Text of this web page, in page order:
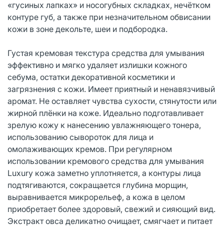
«гусиных лапках» и носогубных складках, нечётком
контуре губ, а также при незначительном обвисании
кожи в зоне декольте, шеи и подбородка.
Густая кремовая текстура средства для умывания
эффективно и мягко удаляет излишки кожного
себума, остатки декоративной косметики и
загрязнения с кожи. Имеет приятный и ненавязчивый
аромат. Не оставляет чувства сухости, стянутости или
жирной плёнки на коже. Идеально подготавливает
зрелую кожу к нанесению увлажняющего тонера,
использованию сывороток для лица и
омолаживающих кремов. При регулярном
использовании кремового средства для умывания
Luxury кожа заметно уплотняется, а контуры лица
подтягиваются, сокращается глубина морщин,
выравнивается микрорельеф, а кожа в целом
приобретает более здоровый, свежий и сияющий вид.
Экстракт овса деликатно очищает, смягчает и питает